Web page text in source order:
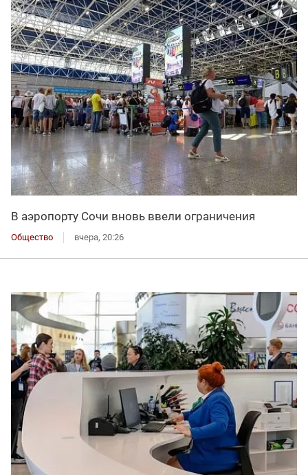
В аэропорту Сочи вновь ввели ограничения
Общество вчера, 20:26